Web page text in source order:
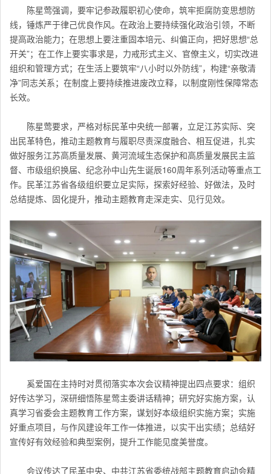
陈星莺强调，要牢记参政履职初心使命，筑牢拒腐防变思想防
线，锤炼严于律己优良作风。在政治上要持续强化政治引领，不断
提高政治能力；在思想上要注重固本培元、纠偏正向，把好思想“总
开关”；在工作上要实事求是，力戒形式主义、官僚主义，切实改进
组织和管理方式；在生活上要筑牢“八小时以外防线”，构建“亲敬清
净”同志关系；在制度上要持续推进废改立释，以制度刚性保障常态
长效。
陈星莺要求，严格对标民革中央统一部署，立足江苏实际、突
出民革特色，推动主题教育与履职尽责深度融合、相互促进，扎实
做好服务江苏高质量发展、黄河流域生态保护和高质量发展民主监
督、市级组织换届、纪念孙中山先生诞辰160周年系列活动等重点工
作。 民革江苏省各级组织要立足实际，探索好经验、好做法，及时
总结提炼、固化提升，推动主题教育走深走实、见行见效。
奚爱国在主持时对贯彻落实本次会议精神提出四点要求：组织
好传达学习，深研细悟陈星莺主委讲话精神；研究好实施方案，认
真学习省委会主题教育工作方案，谋划好本级组织实施方案；实施
好重点项目，与作风建设年工作一体推进，以实干出实绩；总结好
宣传好有效经验和典型案例，提升工作能见度美誉度。
会议传达了民革中央、中共江苏省委统战部主题教育启动会精